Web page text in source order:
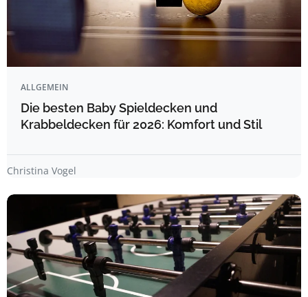
ALLGEMEIN
Die besten Baby Spieldecken und
Krabbeldecken für 2026: Komfort und Stil
Christina Vogel